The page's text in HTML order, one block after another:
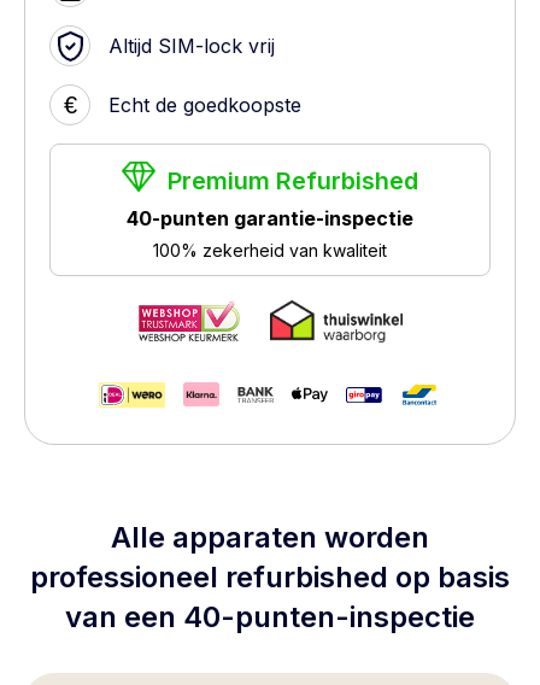
Altijd SIM-lock vrij
€ Echt de goedkoopste
Premium Refurbished
40-punten garantie-inspectie
100% zekerheid van kwaliteit
Alle apparaten worden
professioneel refurbished op basis
van een 40-punten-inspectie